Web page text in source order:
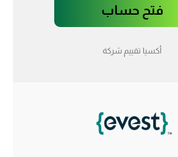
فتح حساب
أكسيا تقييم شركة